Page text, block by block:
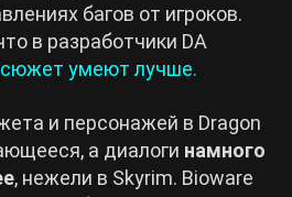
багов от игроков.
в разработчики DA
сюжет умеют лучше.
и персонажей в Dragon
а диалоги намного
, нежели в Skyrim. Bioware